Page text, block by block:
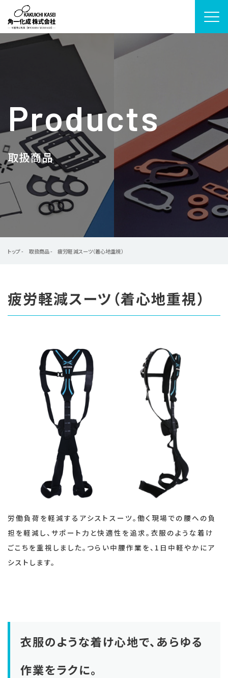
加工サービス一覧
新ソリューション
取扱商品
製作事例
企業情報
Products
取扱商品
トップ 取扱商品 疲労軽減スーツ（着心地重視）
疲労軽減スーツ（着心地重視）
労働負荷を軽減するアシストスーツ。働く現場での腰への負
担を軽減し、サポート力と快適性を追求。衣服のような着け
ごこちを重視しました。つらい中腰作業を、1日中軽やかにア
シストします。
衣服のような着け心地で、あらゆる
作業をラクに。